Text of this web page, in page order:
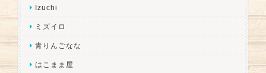
Izuchi
ミズイロ
青りんごなな
はこまま屋